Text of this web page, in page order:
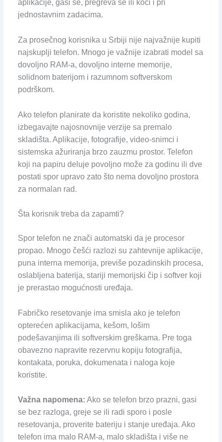
aplikacije, gasi se, pregreva se ili koči i pri
jednostavnim zadacima.
Za prosečnog korisnika u Srbiji nije najvažnije kupiti
najskuplji telefon. Mnogo je važnije izabrati model sa
dovoljno RAM-a, dovoljno interne memorije,
solidnom baterijom i razumnom softverskom
podrškom.
Ako telefon planirate da koristite nekoliko godina,
izbegavajte najosnovnije verzije sa premalo
skladišta. Aplikacije, fotografije, video-snimci i
sistemska ažuriranja brzo zauzmu prostor. Telefon
koji na papiru deluje povoljno može za godinu ili dve
postati spor upravo zato što nema dovoljno prostora
za normalan rad.
Šta korisnik treba da zapamti?
Spor telefon ne znači automatski da je procesor
propao. Mnogo češći razlozi su zahtevnije aplikacije,
puna interna memorija, previše pozadinskih procesa,
oslabljena baterija, stariji memorijski čip i softver koji
je prerastao mogućnosti uređaja.
Fabričko resetovanje ima smisla ako je telefon
opterećen aplikacijama, kešom, lošim
podešavanjima ili softverskim greškama. Pre toga
obavezno napravite rezervnu kopiju fotografija,
kontakata, poruka, dokumenata i naloga koje
koristite.
Važna napomena: Ako se telefon brzo prazni, gasi
se bez razloga, greje se ili radi sporo i posle
resetovanja, proverite bateriju i stanje uređaja. Ako
telefon ima malo RAM-a, malo skladišta i više ne